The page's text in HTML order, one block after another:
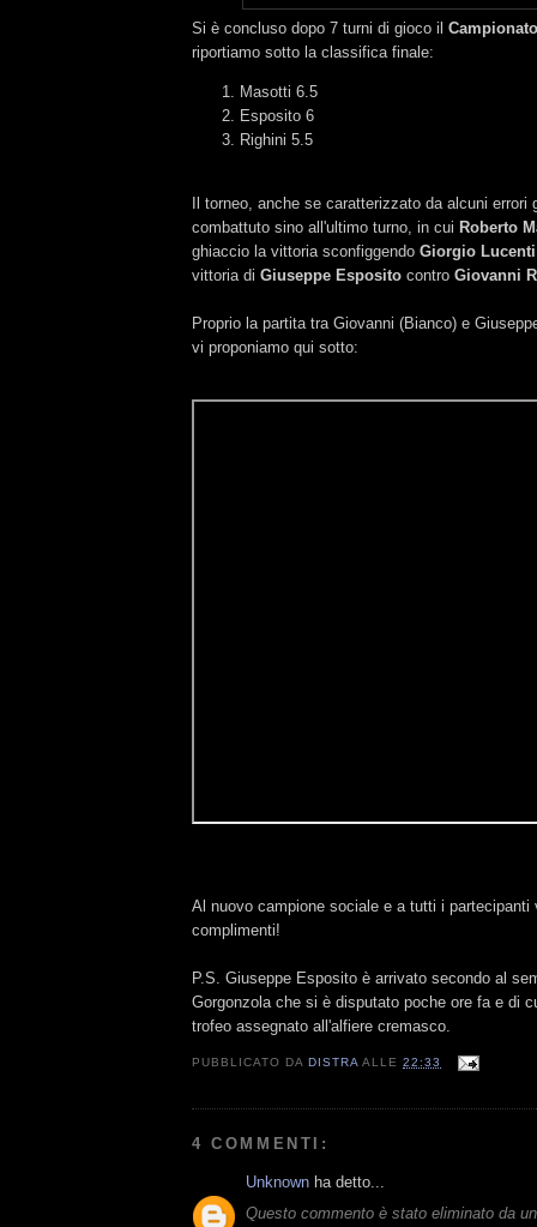
Si è concluso dopo 7 turni di gioco il
riportiamo sotto la classifica finale:
Masotti 6.5
Esposito 6
Righini 5.5
Il torneo, anche se caratterizzato da alcuni errori
combattuto sino all'ultimo turno, in cui Roberto
ghiaccio la vittoria sconfiggendo Giorgio Lucenti
vittoria di Giuseppe Esposito contro Giovanni
Proprio la partita tra Giovanni (Bianco) e
vi proponiamo qui sotto:
Al nuovo campione sociale e a tutti i partecipanti
complimenti!
P.S. Giuseppe Esposito è arrivato secondo al
Gorgonzola che si è disputato poche ore fa e di
trofeo assegnato all'alfiere cremasco.
PUBBLICATO DADISTRA ALLE22:33
4 COMMENTI:
Unknown ha detto...
Questo commento è stato eliminato da